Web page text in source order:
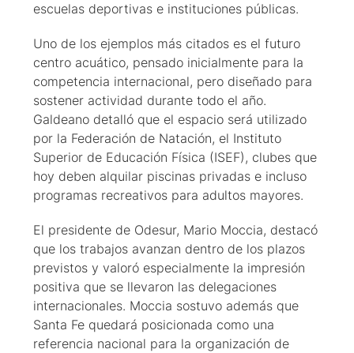
escuelas deportivas e instituciones públicas.
Uno de los ejemplos más citados es el futuro
centro acuático, pensado inicialmente para la
competencia internacional, pero diseñado para
sostener actividad durante todo el año.
Galdeano detalló que el espacio será utilizado
por la Federación de Natación, el Instituto
Superior de Educación Física (ISEF), clubes que
hoy deben alquilar piscinas privadas e incluso
programas recreativos para adultos mayores.
El presidente de Odesur, Mario Moccia, destacó
que los trabajos avanzan dentro de los plazos
previstos y valoró especialmente la impresión
positiva que se llevaron las delegaciones
internacionales. Moccia sostuvo además que
Santa Fe quedará posicionada como una
referencia nacional para la organización de